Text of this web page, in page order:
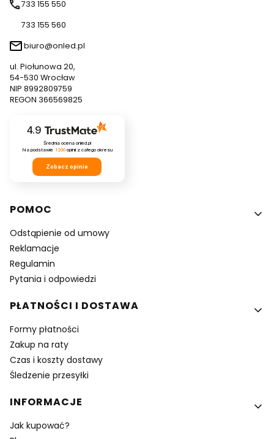
733 155 550
733 155 560
biuro@onled.pl
ul. Piołunowa 20,
54-530 Wrocław
NIP 8992809759
REGON 366569825
4.9
Średnia ocena onled.pl
Na podstawie 1200opinii z całego okresu
Zobacz opinie
Linki w stopce
POMOC
Odstąpienie od umowy
Reklamacje
Regulamin
Pytania i odpowiedzi
PŁATNOŚCI I DOSTAWA
Formy płatności
Zakup na raty
Czas i koszty dostawy
Śledzenie przesyłki
INFORMACJE
Jak kupować?